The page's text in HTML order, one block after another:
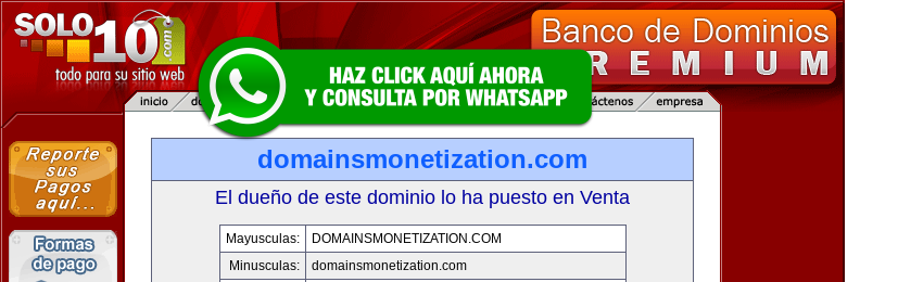
domainsmonetization.com
El dueño de este dominio lo ha puesto en Venta
Mayusculas:
DOMAINSMONETIZATION.COM
Minusculas:
domainsmonetization.com